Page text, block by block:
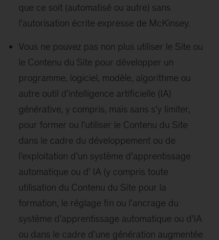
que ce soit (automatisé ou autre) sans
l'autorisation écrite expresse de McKinsey.
Vous ne pouvez pas non plus utiliser le Site ou
le Contenu du Site pour développer un
programme, logiciel, modèle, algorithme ou
autre outil d'intelligence artificielle (IA)
générative, y compris, mais sans s'y limiter,
pour former ou l'utiliser le Contenu du Site
dans le cadre du développement ou de
l’exploitation d'un système d'apprentissage
automatique ou d' IA (y compris toute
utilisation du Contenu du Site pour la
formation, le réglage fin ou l'ancrage du
système d'apprentissage automatique ou d'IA
ou dans le cadre d'une génération augmentée